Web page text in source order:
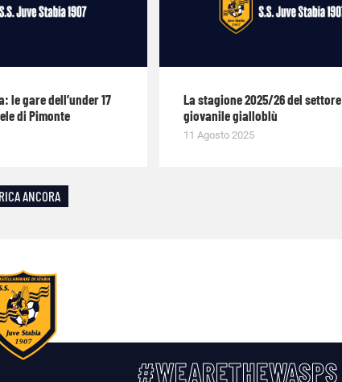
le gare dell’under 17
di Pimonte
La stagione 2025/26 del settore
giovanile gialloblù
11 Agosto 2025
ANCORA
#WEARETHEWASPS